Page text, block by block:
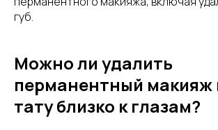
губ.
Можно ли удалить
перманентный макияж
тату близко к глазам?